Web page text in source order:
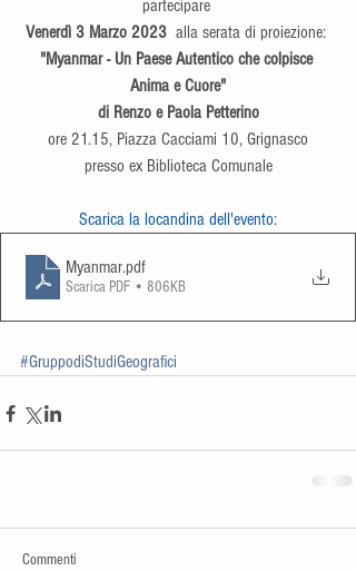
partecipare
Venerdì 3 Marzo 2023 alla serata di proiezione:
"Myanmar - Un Paese Autentico che colpisce
Anima e Cuore"
di Renzo e Paola Petterino
ore 21.15, Piazza Cacciami 10, Grignasco
presso ex Biblioteca Comunale
Scarica la locandina dell'evento:
Myanmar.pdf
Scarica PDF • 806KB
#GruppodiStudiGeografici
Commenti